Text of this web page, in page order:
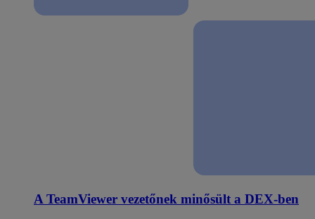
A TeamViewer vezetőnek minősült a DEX-ben